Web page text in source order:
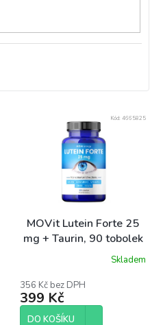
MOVit Lutein Forte 25
mg + Taurin, 90 tobolek
produktu
je
5,0
Skladem
356 Kč bez DPH
399 Kč
DO KOŠÍKU
Kód: 4665825